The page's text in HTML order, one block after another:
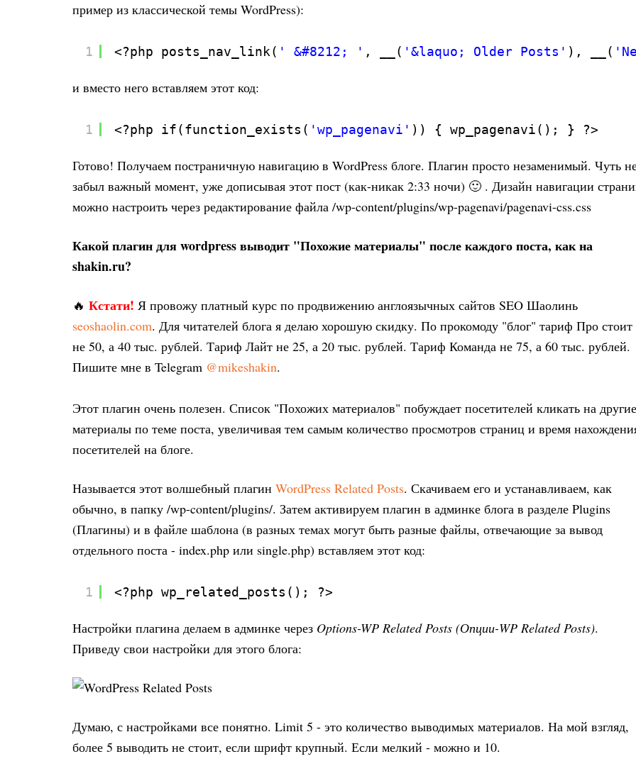
пример из классической темы WordPress):
1 <?php posts_nav_link( ' &#8212; ' , __( '&laquo; Older Posts' ), __(
и вместо него вставляем этот код:
1 <?php if(function_exists( 'wp_pagenavi' )) { wp_pagenavi(); } ?>
Готово! Получаем постраничную навигацию в WordPress блоге. Плагин просто незаменимый. Чуть
забыл важный момент, уже дописывая этот пост (как-никак 2:33 ночи) 🙂 . Дизайн навигации
можно настроить через редактирование файла /wp-content/plugins/wp-pagenavi/pagenavi-css.css
Какой плагин для wordpress выводит "Похожие материалы" после каждого поста, как на
shakin.ru?
🔥 Кстати! Я провожу платный курс по продвижению англоязычных сайтов SEO Шаолинь
seoshaolin.com. Для читателей блога я делаю хорошую скидку. По прокомоду "блог" тариф Про стоит
не 50, а 40 тыс. рублей. Тариф Лайт не 25, а 20 тыс. рублей. Тариф Команда не 75, а 60 тыс. рублей.
Пишите мне в Telegram @mikeshakin.
Этот плагин очень полезен. Список "Похожих материалов" побуждает посетителей кликать на другие
материалы по теме поста, увеличивая тем самым количество просмотров страниц и время
посетителей на блоге.
Называется этот волшебный плагин WordPress Related Posts. Скачиваем его и устанавливаем, как
обычно, в папку /wp-content/plugins/. Затем активируем плагин в админке блога в разделе Plugins
(Плагины) и в файле шаблона (в разных темах могут быть разные файлы, отвечающие за вывод
отдельного поста - index.php или single.php) вставляем этот код:
1 <?php wp_related_posts(); ?>
Настройки плагина делаем в админке через Options-WP Related Posts (Опции-WP Related Posts).
Приведу свои настройки для этого блога:
Думаю, с настройками все понятно. Limit 5 - это количество выводимых материалов. На мой взгляд,
более 5 выводить не стоит, если шрифт крупный. Если мелкий - можно и 10.